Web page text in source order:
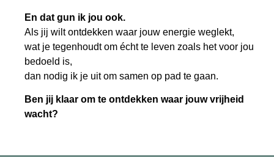
En dat gun ik jou ook.
Als jij wilt ontdekken waar jouw energie weglekt,
wat je tegenhoudt om écht te leven zoals het voor jou
bedoeld is,
dan nodig ik je uit om samen op pad te gaan.
Ben jij klaar om te ontdekken waar jouw vrijheid
wacht?